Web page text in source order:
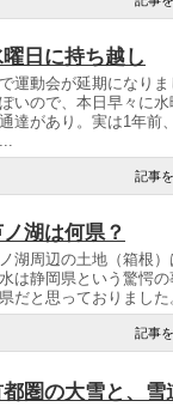
日に持ち越し
運動会が延期になり
いので、本日早々に
達があり。実は1年前
記事
湖は何県？
湖周辺の土地（箱根
は静岡県という驚愕
だと思っておりました
記事
圏の大雪と、雪